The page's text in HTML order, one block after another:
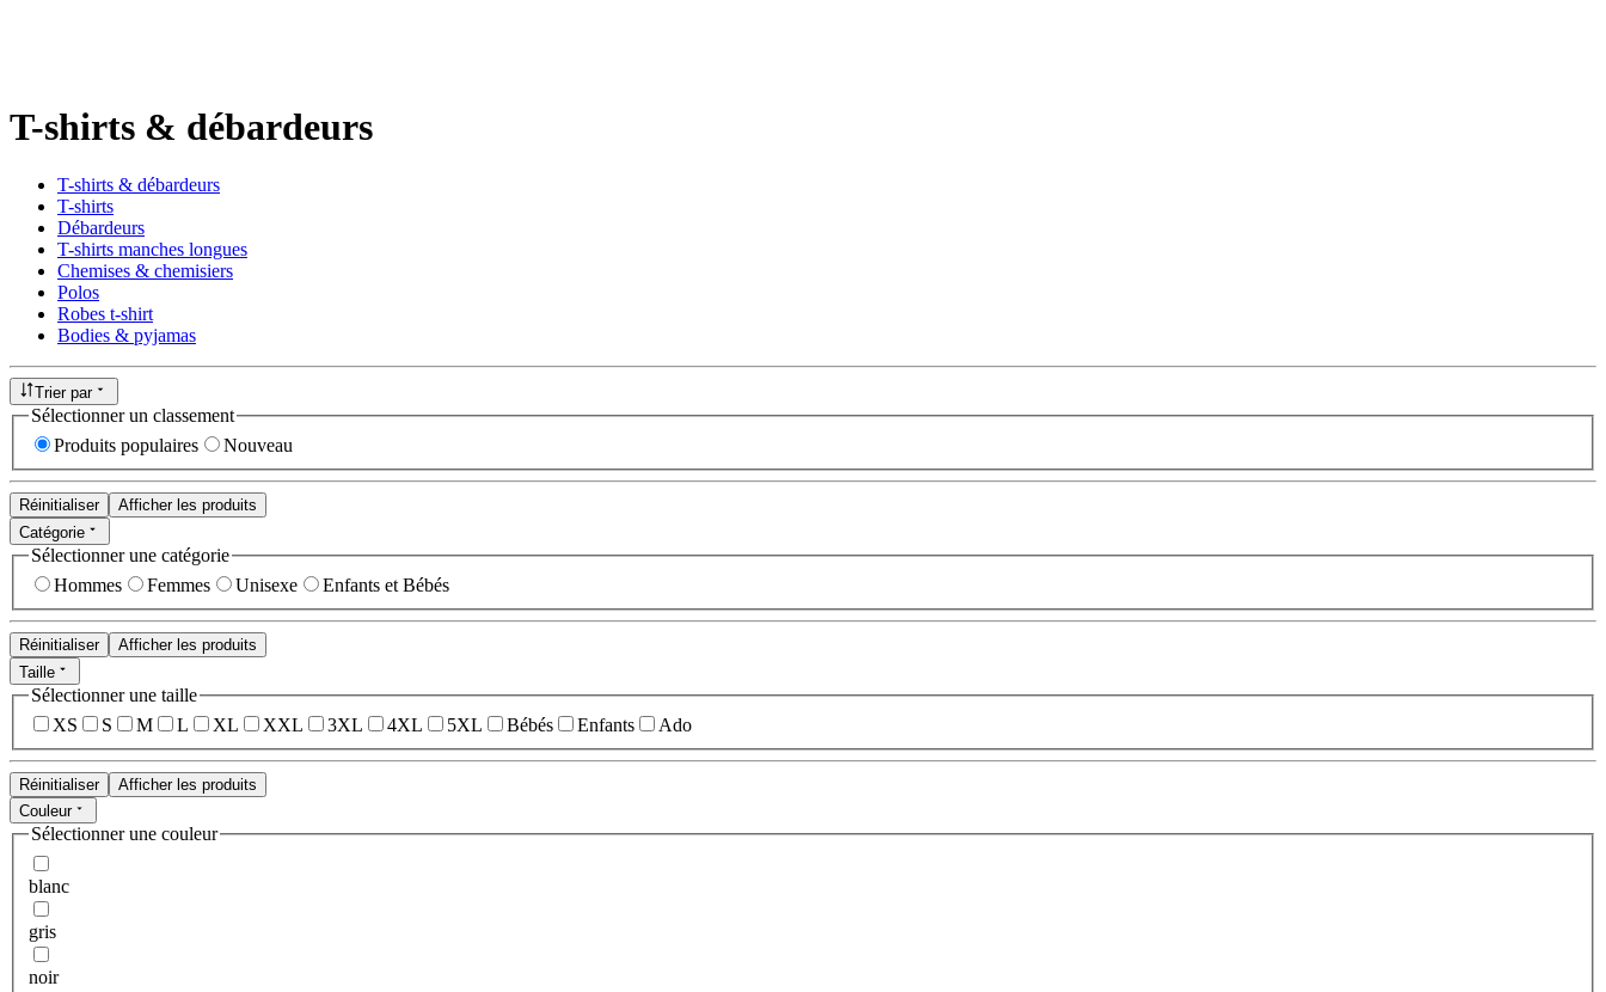
T-shirts & débardeurs
T-shirts & débardeurs
T-shirts
Débardeurs
T-shirts manches longues
Chemises & chemisiers
Polos
Robes t-shirt
Bodies & pyjamas
Trier par
Sélectionner un classement
Produits populaires
Nouveau
Réinitialiser
Afficher les produits
Catégorie
Sélectionner une catégorie
Hommes
Femmes Unisexe Enfants et Bébés
Réinitialiser
Afficher les produits
Taille
Sélectionner une taille
XS
S M L XL XXL 3XL 4XL 5XL Bébés Enfants Ado
Réinitialiser
Afficher les produits
Couleur
Sélectionner une couleur
blanc
gris
noir